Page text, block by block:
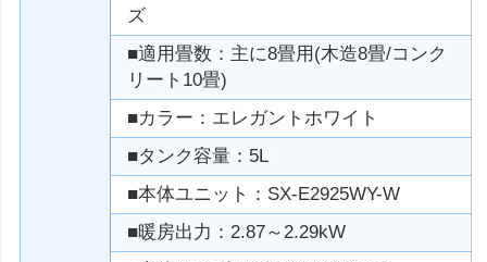
ズ
■適用畳数：主に8畳用(木造8畳/コンク
リート10畳)
■カラー：エレガントホワイト
■タンク容量：5L
■本体ユニット：SX-E2925WY-W
■暖房出力：2.87～2.29kW